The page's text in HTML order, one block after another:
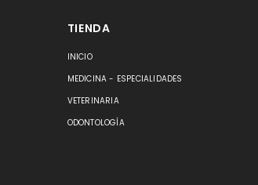
TIENDA
INICIO
MEDICINA - ESPECIALIDADES
VETERINARIA
ODONTOLOGÍA